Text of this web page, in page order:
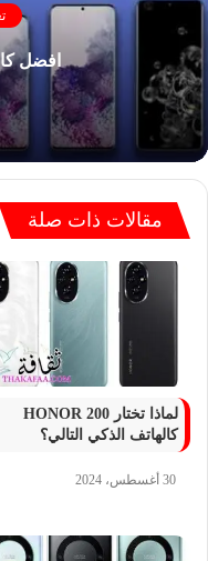
افضل
مقالات ذات صلة
لماذا تختار HONOR 200
كالهاتف الذكي التالي؟
30 أغسطس، 2024